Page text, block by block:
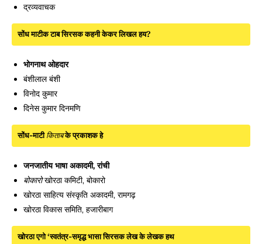
द्रव्यवाचक
सोंध माटीक टाब सिरसक कहनी केकर लिखल हय?
भोगनाथ ओहदार
बंशीलाल बंशी
विनोद कुमार
दिनेस कुमार दिनमणि
सोंध-माटी किताबके प्रकाशक हे
जनजातीय भाषा अकादमी, रांची
बोकारोखोरठा कमिटी, बोकारो
खोरठा साहित्य संस्कृति अकादमी, रामगढ़
खोरठा विकास समिति, हजारीबाग
खोरठा एगो ‘स्वतंत्र-समृद्ध भासा सिरसक लेख के लेखक हथ